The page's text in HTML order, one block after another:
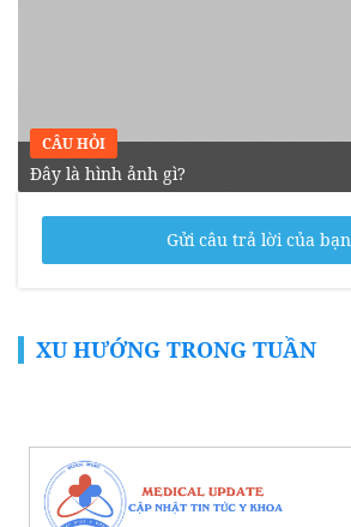
CÂU HỎI
Đây là hình ảnh gì?
Gửi câu trả lời của bạn
XU HƯỚNG TRONG TUẦN